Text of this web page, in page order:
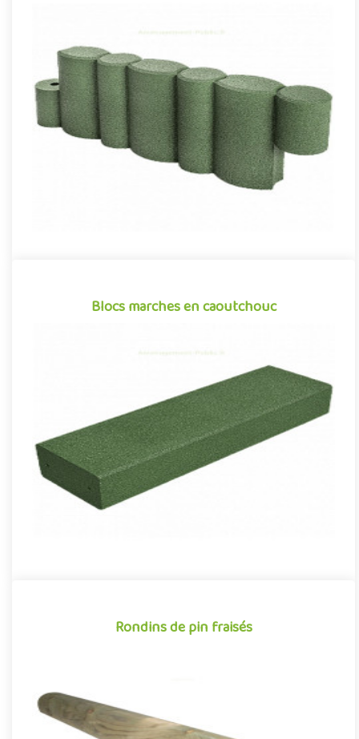
Bordures de bac à sable rondins caoutchouc
Bordures en caoutchouc, pour la création de bacs à sable sur
mesure et l’aménagement des aires de jeux en sol fluent. Leur fl..
Offre partenaire
Blocs marches en caoutchouc
Blocs marches en caoutchouc
Blocs-marches en caoutchouc pour la création d’escaliers en
extérieur et l’aménagement des espaces paysagers. Au-delà de
leur..
Rondins de pin fraisés
Posés à plat en traverses, dressés debout en poteaux ou